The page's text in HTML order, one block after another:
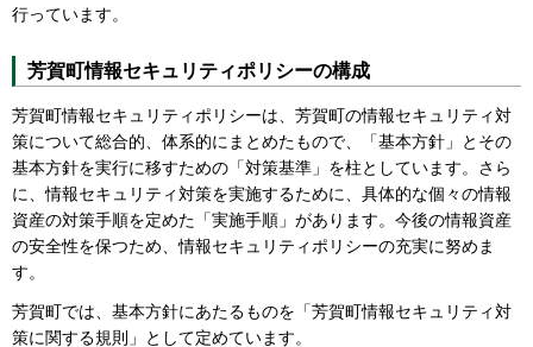
行っています。
芳賀町情報セキュリティポリシーの構成
芳賀町情報セキュリティポリシーは、芳賀町の情報セキュリティ対
策について総合的、体系的にまとめたもので、「基本方針」とその
基本方針を実行に移すための「対策基準」を柱としています。さら
に、情報セキュリティ対策を実施するために、具体的な個々の情報
資産の対策手順を定めた「実施手順」があります。今後の情報資産
の安全性を保つため、情報セキュリティポリシーの充実に努めま
す。
芳賀町では、基本方針にあたるものを「芳賀町情報セキュリティ対
策に関する規則」として定めています。